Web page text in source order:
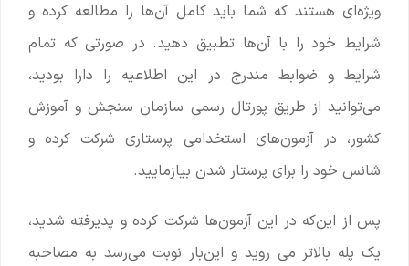
ویژه‌ای هستند که شما باید کامل آن‌ها را مطالعه کرده و
شرایط خود را با آن‌ها تطبیق دهید. در صورتی که تمام
شرایط و ضوابط مندرج در این اطلاعیه را دارا بودید،
می‌توانید از طریق پورتال رسمی سازمان سنجش و آموزش
کشور، در آزمون‌های استخدامی پرستاری شرکت کرده و
شانس خود را برای پرستار شدن بیازمایید.
پس از این‌که در این آزمون‌ها شرکت کرده و پدیرفته شدید،
یک پله بالاتر می روید و این‌بار نوبت می‌رسد به مصاحبه